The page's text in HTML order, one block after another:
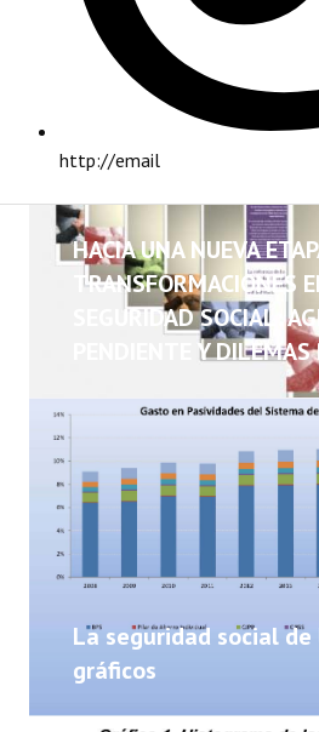
http://email
INSTITUCIONAL
NOTICIAS
HACIA UNA NUEVA
TRANSFORMACIONES
SEGURIDAD SOCIAL:
PENDIENTE Y
La seguridad social de
gráficos